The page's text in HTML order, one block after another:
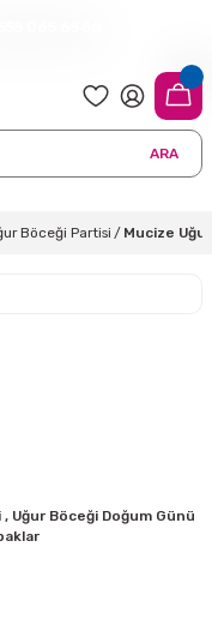
ARA
Böceği Partisi Mucize
, Uğur Böceği Doğum Günü